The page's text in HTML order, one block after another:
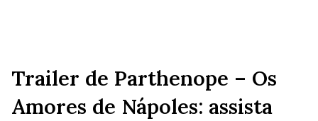
Trailer de Parthenope – Os
Amores de Nápoles: assista